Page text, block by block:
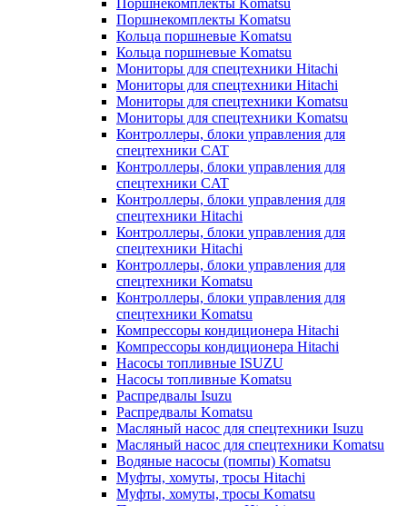
Поршнекомплекты Komatsu
Поршнекомплекты Komatsu
Кольца поршневые Komatsu
Кольца поршневые Komatsu
Мониторы для спецтехники Hitachi
Мониторы для спецтехники Hitachi
Мониторы для спецтехники Komatsu
Мониторы для спецтехники Komatsu
Контроллеры, блоки управления для
спецтехники CAT
Контроллеры, блоки управления для
спецтехники CAT
Контроллеры, блоки управления для
спецтехники Hitachi
Контроллеры, блоки управления для
спецтехники Hitachi
Контроллеры, блоки управления для
спецтехники Komatsu
Контроллеры, блоки управления для
спецтехники Komatsu
Компрессоры кондиционера Hitachi
Компрессоры кондиционера Hitachi
Насосы топливные ISUZU
Насосы топливные Komatsu
Распредвалы Isuzu
Распредвалы Komatsu
Масляный насос для спецтехники Isuzu
Масляный насос для спецтехники Komatsu
Водяные насосы (помпы) Komatsu
Муфты, хомуты, тросы Hitachi
Муфты, хомуты, тросы Komatsu